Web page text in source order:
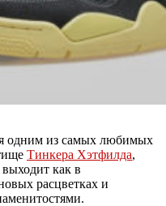
одним из самых любимых
Тинкера Хэтфилда,
как в
расцветках и